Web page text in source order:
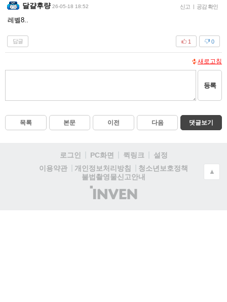
달걀후량 26-05-18 18:52 신고 | 공감 확인
레벨8..
답글 0
1
새로고침
등록
목록 본문 이전 다음 댓글보기
로그인 PC화면 퀵링크
설정
이용약관
개인정보처리방침
청소년보호정책
불법촬영물신고안내
(주)
인
▲